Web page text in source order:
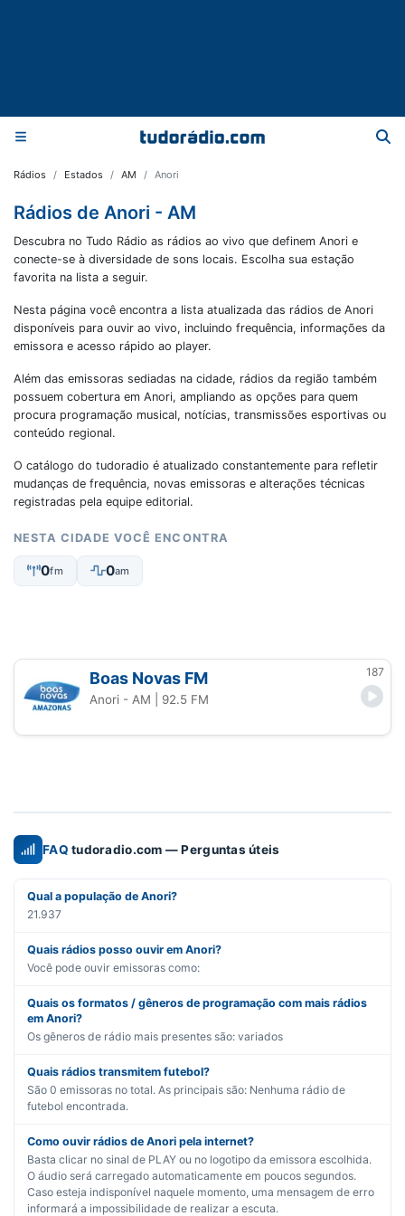
Rádios Estados AM Anori
Rádios de Anori - AM
Descubra no Tudo Rádio as rádios ao vivo que definem Anori e
conecte-se à diversidade de sons locais. Escolha sua estação
favorita na lista a seguir.
Nesta página você encontra a lista atualizada das rádios de Anori
disponíveis para ouvir ao vivo, incluindo frequência, informações da
emissora e acesso rápido ao player.
Além das emissoras sediadas na cidade, rádios da região também
possuem cobertura em Anori, ampliando as opções para quem
procura programação musical, notícias, transmissões esportivas ou
conteúdo regional.
O catálogo do tudoradio é atualizado constantemente para refletir
mudanças de frequência, novas emissoras e alterações técnicas
registradas pela equipe editorial.
NESTA CIDADE VOCÊ ENCONTRA
0fm 0am
Boas Novas FM 187
Anori - AM | 92.5 FM
FAQ tudoradio.com — Perguntas úteis
Qual a população de Anori?
21.937
Quais rádios posso ouvir em Anori?
Você pode ouvir emissoras como:
Quais os formatos / gêneros de programação com mais rádios
em Anori?
Os gêneros de rádio mais presentes são: variados
Quais rádios transmitem futebol?
São 0 emissoras no total. As principais são: Nenhuma rádio de
futebol encontrada.
Como ouvir rádios de Anori pela internet?
Basta clicar no sinal de PLAY ou no logotipo da emissora escolhida.
O áudio será carregado automaticamente em poucos segundos.
Caso esteja indisponível naquele momento, uma mensagem de erro
informará a impossibilidade de realizar a escuta.